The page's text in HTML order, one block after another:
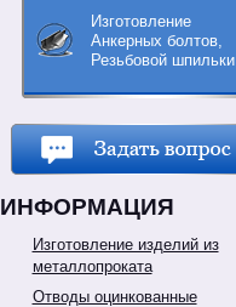
Изготовление
Анкерных болтов,
Резьбовой шпильки
ИНФОРМАЦИЯ
Изготовление изделий из
металлопроката
Отводы оцинкованные